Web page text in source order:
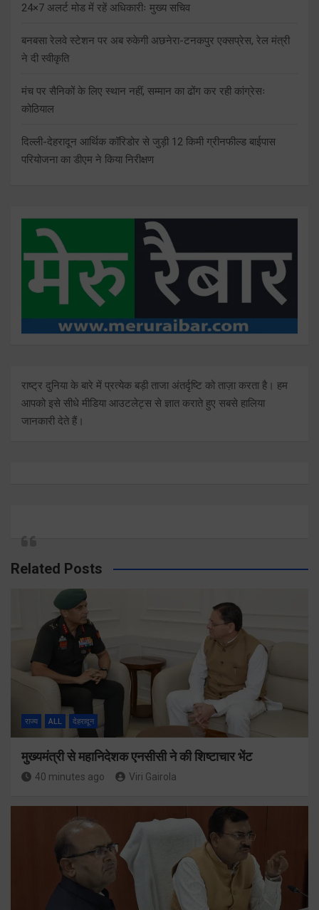
24×7 अलर्ट मोड में रहें अधिकारीः मुख्य सचिव
बनबसा रेलवे स्टेशन पर अब रुकेगी अछनेरा-टनकपुर एक्सप्रेस, रेल मंत्री
ने दी स्वीकृति
मंच पर सैनिकों के लिए स्थान नहीं, सम्मान का ढोंग कर रही कांग्रेसः
कोठियाल
दिल्ली-देहरादून आर्थिक कॉरिडोर से जुड़ी 12 किमी ग्रीनफील्ड बाईपास
परियोजना का डीएम ने किया निरीक्षण
राष्ट्र दुनिया के बारे में प्रत्येक बड़ी ताजा अंतर्दृष्टि को ताज़ा करता है। हम
आपको इसे सीधे मीडिया आउटलेट्स से ज्ञात कराते हुए सबसे हालिया
जानकारी देते हैं।
Related Posts
राज्य ALL देहरादून
मुख्यमंत्री से महानिदेशक एनसीसी ने की शिष्टाचार भेंट
40 minutes ago Viri Gairola